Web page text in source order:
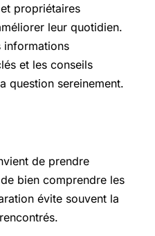
propriétaires
leur quotidien.
informations
et les conseils
question sereinement.
de prendre
bien comprendre les
évite souvent la